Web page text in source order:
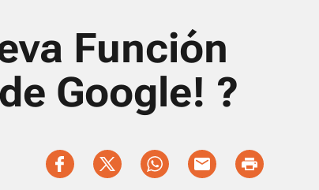
Función
Google! ?